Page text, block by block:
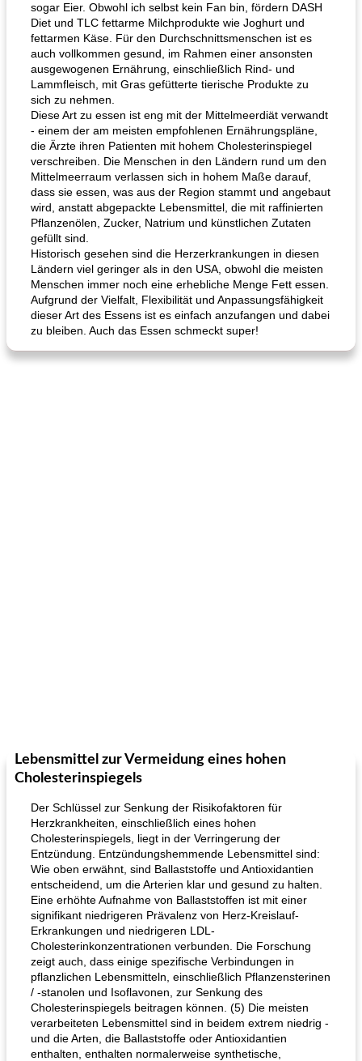
sogar Eier. Obwohl ich selbst kein Fan bin, fördern DASH
Diet und TLC fettarme Milchprodukte wie Joghurt und
fettarmen Käse. Für den Durchschnittsmenschen ist es
auch vollkommen gesund, im Rahmen einer ansonsten
ausgewogenen Ernährung, einschließlich Rind- und
Lammfleisch, mit Gras gefütterte tierische Produkte zu
sich zu nehmen.
Diese Art zu essen ist eng mit der Mittelmeerdiät verwandt
- einem der am meisten empfohlenen Ernährungspläne,
die Ärzte ihren Patienten mit hohem Cholesterinspiegel
verschreiben. Die Menschen in den Ländern rund um den
Mittelmeerraum verlassen sich in hohem Maße darauf,
dass sie essen, was aus der Region stammt und angebaut
wird, anstatt abgepackte Lebensmittel, die mit raffinierten
Pflanzenölen, Zucker, Natrium und künstlichen Zutaten
gefüllt sind.
Historisch gesehen sind die Herzerkrankungen in diesen
Ländern viel geringer als in den USA, obwohl die meisten
Menschen immer noch eine erhebliche Menge Fett essen.
Aufgrund der Vielfalt, Flexibilität und Anpassungsfähigkeit
dieser Art des Essens ist es einfach anzufangen und dabei
zu bleiben. Auch das Essen schmeckt super!
Lebensmittel zur Vermeidung eines hohen
Cholesterinspiegels
Der Schlüssel zur Senkung der Risikofaktoren für
Herzkrankheiten, einschließlich eines hohen
Cholesterinspiegels, liegt in der Verringerung der
Entzündung. Entzündungshemmende Lebensmittel sind:
Wie oben erwähnt, sind Ballaststoffe und Antioxidantien
entscheidend, um die Arterien klar und gesund zu halten.
Eine erhöhte Aufnahme von Ballaststoffen ist mit einer
signifikant niedrigeren Prävalenz von Herz-Kreislauf-
Erkrankungen und niedrigeren LDL-
Cholesterinkonzentrationen verbunden. Die Forschung
zeigt auch, dass einige spezifische Verbindungen in
pflanzlichen Lebensmitteln, einschließlich Pflanzensterinen
/ -stanolen und Isoflavonen, zur Senkung des
Cholesterinspiegels beitragen können. (5) Die meisten
verarbeiteten Lebensmittel sind in beidem extrem niedrig -
und die Arten, die Ballaststoffe oder Antioxidantien
enthalten, enthalten normalerweise synthetische,